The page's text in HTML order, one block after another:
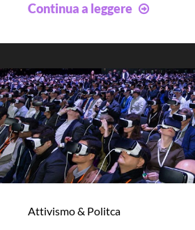
Continua a leggere
lupus?
Attivismo & Politca